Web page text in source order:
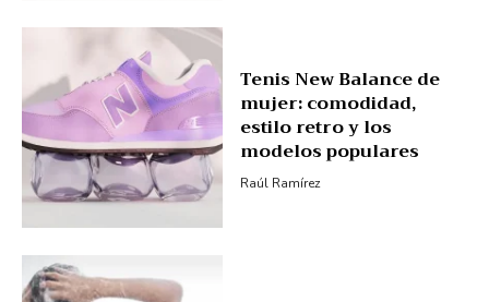
Tenis New Balance de
mujer: comodidad,
estilo retro y los
modelos populares
Raúl Ramírez